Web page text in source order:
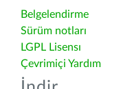
Belgelendirme
Sürüm notları
LGPL Lisensı
Çevrimiçi Yardım